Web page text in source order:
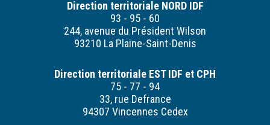
Direction territoriale NORD IDF
93 - 95 - 60
244, avenue du Président Wilson
93210 La Plaine-Saint-Denis
Direction territoriale EST IDF et CPH
75 - 77 - 94
33, rue Defrance
94307 Vincennes Cedex